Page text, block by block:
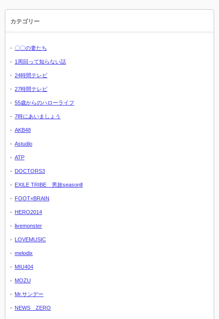
カテゴリー
〇〇の妻たち
1周回って知らない話
24時間テレビ
27時間テレビ
55歳からのハローライフ
7時にあいましょう
AKB48
Astudio
ATP
DOCTORS3
EXILE TRIBE 男旅seasonⅡ
FOOT×BRAIN
HERO2014
livemonster
LOVEMUSIC
melodix
MIU404
MOZU
Mr.サンデー
NEWS ZERO